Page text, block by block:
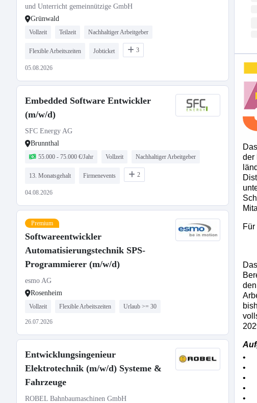
und Unterricht gemeinnützige GmbH
Grünwald
Vollzeit Teilzeit Nachhaltiger Arbeitgeber
Flexible Arbeitszeiten Jobticket 3
05.08.2026
Embedded Software Entwickler
(m/w/d)
SFC Energy AG
Brunnthal
55.000 - 75.000 €/Jahr Vollzeit Nachhaltiger Arbeitgeber
13. Monatsgehalt Firmenevents 2
04.08.2026
Premium
Softwareentwickler
Automatisierungstechnik SPS-
Programmierer (m/w/d)
esmo AG
Rosenheim
Vollzeit Flexible Arbeitszeiten Urlaub >= 30
26.07.2026
Entwicklungsingenieur
Elektrotechnik (m/w/d) Systeme &
Fahrzeuge
ROBEL Bahnbaumaschinen GmbH